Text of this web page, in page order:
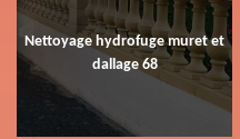
Nettoyage hydrofuge muret et
dallage 68